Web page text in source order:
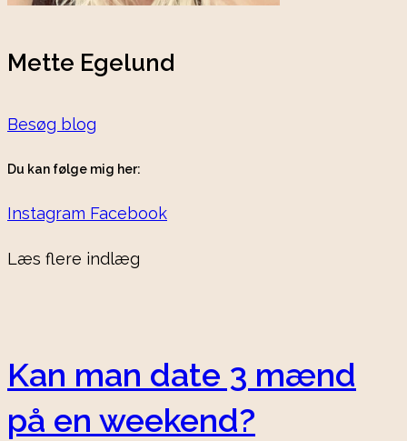
Mette Egelund
Besøg blog
Du kan følge mig her:
Instagram Facebook
Læs flere indlæg
Kan man date 3 mænd
på en weekend?